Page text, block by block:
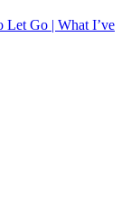
Let Go | What I’ve